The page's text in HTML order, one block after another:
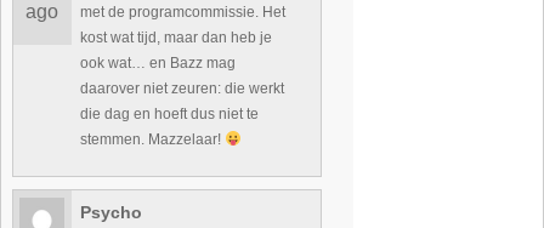
ago
met de programcommissie. Het
kost wat tijd, maar dan heb je
ook wat… en Bazz mag
daarover niet zeuren: die werkt
die dag en hoeft dus niet te
stemmen. Mazzelaar!
Psycho